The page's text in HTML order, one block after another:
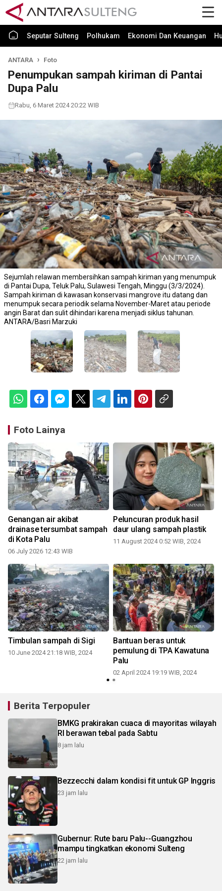
Seputar Sulteng Polhukam Ekonomi Dan Keuangan
ANTARA Foto
Penumpukan sampah kiriman di Pantai
Dupa Palu
Rabu, 6 Maret 2024 20:22 WIB
Sejumlah relawan membersihkan sampah kiriman yang menumpuk
di Pantai Dupa, Teluk Palu, Sulawesi Tengah, Minggu (3/3/2024).
Sampah kiriman di kawasan konservasi mangrove itu datang dan
menumpuk secara periodik selama November-Maret atau periode
angin Barat dan sulit dihindari karena menjadi siklus tahunan.
ANTARA/Basri Marzuki
Foto Lainya
Genangan air akibat
drainase tersumbat sampah
di Kota Palu
06 July 2026 12:43 WIB
Peluncuran produk hasil
daur ulang sampah plastik
11 August 2024 0:52 WIB, 2024
Timbulan sampah di Sigi
10 June 2024 21:18 WIB, 2024
Bantuan beras untuk
pemulung di TPA Kawatuna
Palu
02 April 2024 19:19 WIB, 2024
Berita Terpopuler
BMKG prakirakan cuaca di mayoritas wilayah
RI berawan tebal pada Sabtu
8 jam lalu
Bezzecchi dalam kondisi fit untuk GP Inggris
23 jam lalu
Gubernur: Rute baru Palu--Guangzhou
mampu tingkatkan ekonomi Sulteng
22 jam lalu